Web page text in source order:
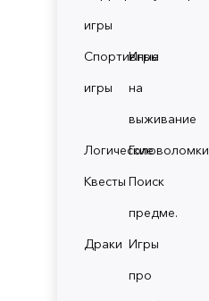
игры
Спортивные
игры
Игры
на
выживание
ЛогическиеГоловоломки
Квесты Поиск
предме.
Драки Игры
про